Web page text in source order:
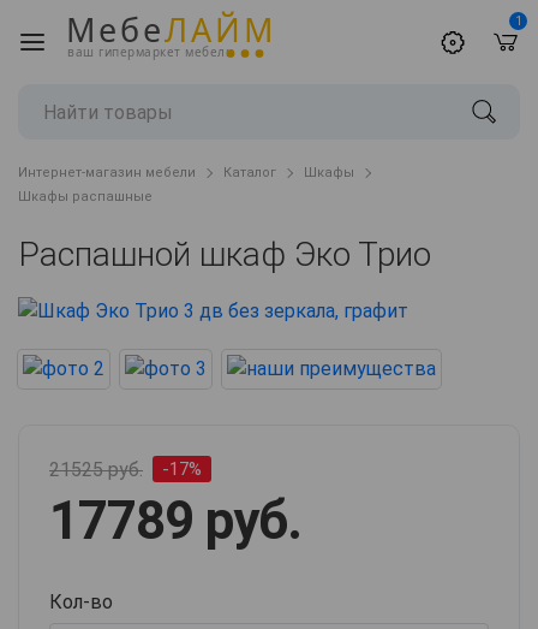
МебеЛАЙМ
ваш гипермаркет мебели
1
Интернет-магазин мебели Каталог
Шкафы
Шкафы распашные
Распашной шкаф Эко Трио
21525 руб. -17%
17789 руб.
Кол-во